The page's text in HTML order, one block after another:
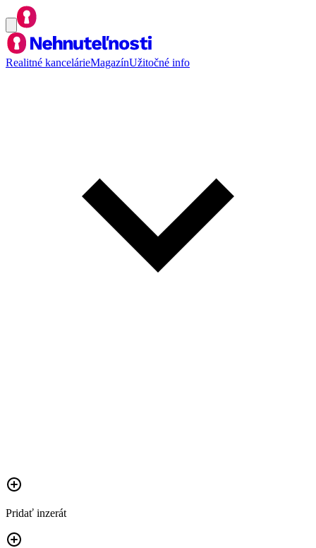
Realitné kancelárieMagazínUžitočné info
Pridať inzerát